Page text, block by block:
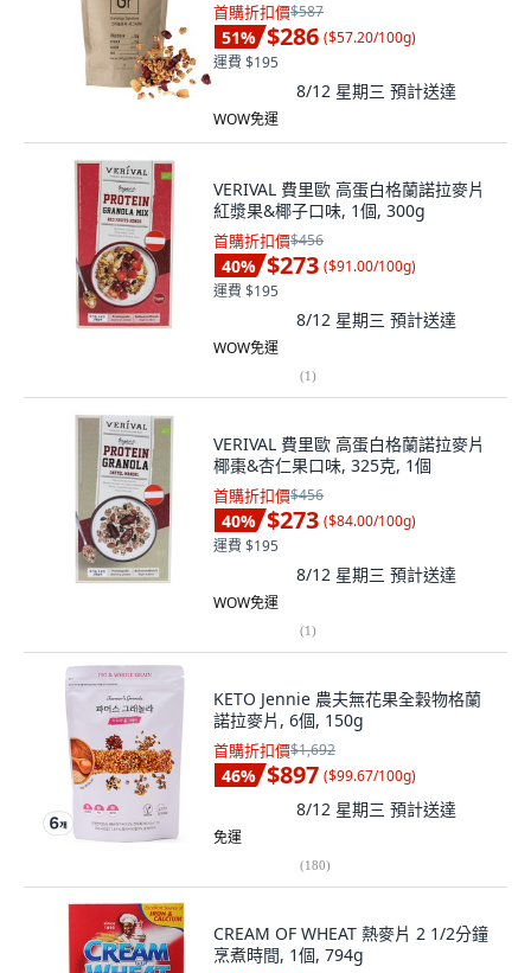
首購折扣價$587
51% $286 ($57.20/100g)
運費 $195
8/12 星期三 預計送達
WOW免運
VERIVAL 費里歐 高蛋白格蘭諾拉麥片
紅漿果&椰子口味, 1個, 300g
首購折扣價$456
40% $273 ($91.00/100g)
運費 $195
8/12 星期三 預計送達
WOW免運
(1)
VERIVAL 費里歐 高蛋白格蘭諾拉麥片
椰棗&杏仁果口味, 325克, 1個
首購折扣價$456
40% $273 ($84.00/100g)
運費 $195
8/12 星期三 預計送達
WOW免運
(1)
KETO Jennie 農夫無花果全穀物格蘭
諾拉麥片, 6個, 150g
首購折扣價$1,692
46% $897 ($99.67/100g)
8/12 星期三 預計送達
免運
(180)
CREAM OF WHEAT 熱麥片 2 1/2分鐘
烹煮時間, 1個, 794g